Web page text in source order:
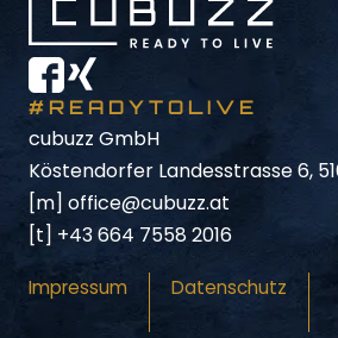
#READYTOLIVE
cubuzz GmbH
Köstendorfer Landesstrasse 6,
[m] office@cubuzz.at
[t] +43 664 7558 2016
Impressum Datenschutz